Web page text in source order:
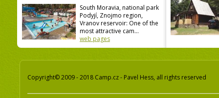
South Moravia, national park
Podyjí, Znojmo region,
Vranov reservoir: One of the
most attractive cam...
web pages
Copyright© 2009 - 2018 Camp.cz - Pavel Hess, all rights reserved